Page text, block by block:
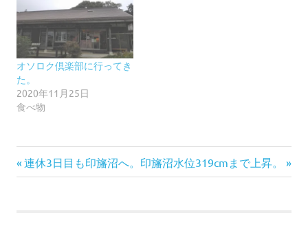
オソロク倶楽部に行ってき
た。
2020年11月25日
食べ物
投
前
の
連休3日目も印旛沼へ。 次
の
印旛沼水位319cmまで上昇。